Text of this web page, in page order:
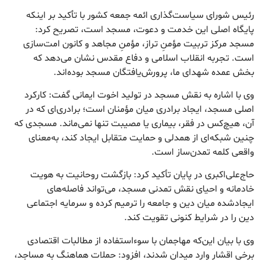
رئیس شورای سیاست‌گذاری ائمه جمعه کشور با تأکید بر اینکه
پایگاه اصلی این خدمت و دعوت، مسجد است، تصریح کرد:
مسجد مرکز تربیت مؤمنِ تراز، مؤمنِ مجاهد و کانون امت‌سازی
است. تجربه انقلاب اسلامی و دفاع مقدس نشان می‌دهد که
بخش عمده شهدای ما، پرورش‌یافتگان مسجد بوده‌اند.
وی با اشاره به نقش مسجد در تولید اخوت ایمانی گفت: کارکرد
اصلی مسجد، ایجاد برادری میان مؤمنان است؛ برادری‌ای که در
آن، هیچ‌کس در فقر، بیماری یا مصیبت تنها نمی‌ماند. مسجدی که
چنین شبکه‌ای از همدلی و حمایت متقابل ایجاد کند، به‌معنای
واقعی کلمه تمدن‌ساز است.
حاج‌علی‌اکبری در پایان تأکید کرد: بازگشت روحانیت به هویت
خادمانه و احیای نقش تمدنی مسجد، می‌تواند فاصله‌های
ایجادشده میان دین و جامعه را ترمیم کرده و سرمایه اجتماعی
دین را در شرایط کنونی تقویت کند.
وی با بیان این‌که مهاجمان با سوءاستفاده از مطالبات اقتصادی
برخی اقشار وارد میدان شدند، افزود: حملات هماهنگ به مساجد،